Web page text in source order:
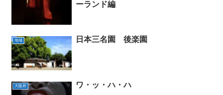
ーランド編
地域 日本三名園 後楽園
大阪府 ワ・ッ・ハ・ハ